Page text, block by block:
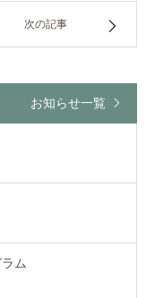
次の記事
お知らせ一覧
ム